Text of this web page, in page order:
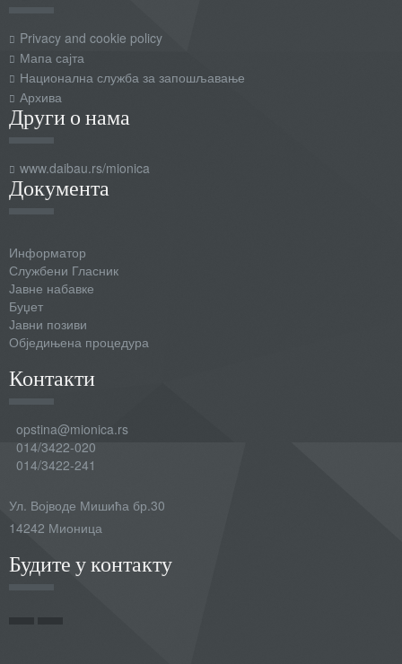
Privacy and cookie policy
Мапа сајта
Национална служба за запошљавање
Архива
Други о нама
www.daibau.rs/mionica
Документа
Информатор
Службени Гласник
Јавне набавке
Буџет
Јавни позиви
Обједињена процедура
Контакти
opstina@mionica.rs
014/3422-020
014/3422-241
Ул. Војводе Мишића бр.30
14242 Мионица
Будите у контакту